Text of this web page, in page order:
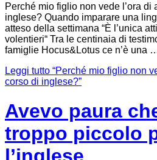
Perché mio figlio non vede l’ora di
inglese? Quando imparare una
atteso della settimana “È l’unica
volentieri“ Tra le centinaia di
famiglie Hocus&Lotus ce n’è una
Leggi tutto “Perché mio figlio non
corso di inglese?”
Avevo paura
troppo piccolo